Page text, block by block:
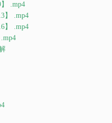
.mp4
】 .mp4
】 .mp4